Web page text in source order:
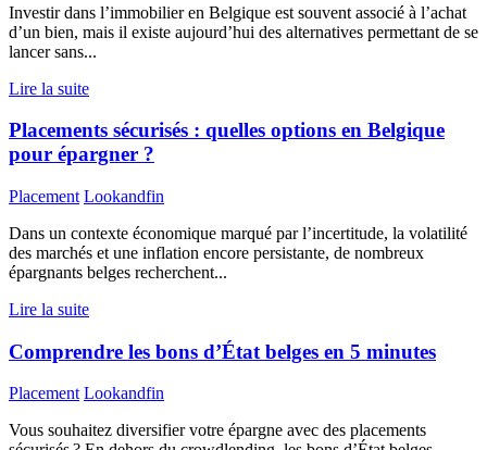
Investir dans l’immobilier en Belgique est souvent associé à l’achat
d’un bien, mais il existe aujourd’hui des alternatives permettant de se
lancer sans...
Lire la suite
Placements sécurisés : quelles options en Belgique
pour épargner ?
Placement Lookandfin
Dans un contexte économique marqué par l’incertitude, la volatilité
des marchés et une inflation encore persistante, de nombreux
épargnants belges recherchent...
Lire la suite
Comprendre les bons d’État belges en 5 minutes
Placement Lookandfin
Vous souhaitez diversifier votre épargne avec des placements